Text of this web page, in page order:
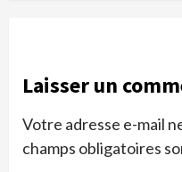
Laisser un
Votre adresse e-mail
champs obligatoires